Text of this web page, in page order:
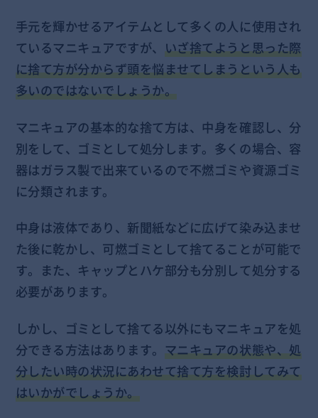
手元を輝かせるアイテムとして多くの人に使用され
ているマニキュアですが、 いざ捨てようと思った際
に捨て方が分からず頭を悩ませてしまうという人も
多いのではないでしょうか。
マニキュアの基本的な捨て方は、中身を確認し、分
別をして、ゴミとして処分します。多くの場合、容
器はガラス製で出来ているので不燃ゴミや資源ゴミ
に分類されます。
中身は液体であり、新聞紙などに広げて染み込ませ
た後に乾かし、可燃ゴミとして捨てることが可能で
す。また、キャップとハケ部分も分別して処分する
必要があります。
しかし、ゴミとして捨てる以外にもマニキュアを処
分できる方法はあります。 マニキュアの状態や、処
分したい時の状況にあわせて捨て方を検討してみて
はいかがでしょうか。